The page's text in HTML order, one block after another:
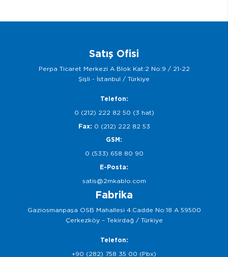
Satış Ofisi
Perpa Ticaret Merkezi A Blok Kat:2 No:9 / 21-22
Şişli - İstanbul / Türkiye
Telefon:
0 (212) 222 82 50 (3 hat)
Fax: 0 (212) 222 82 53
GSM:
0 (533) 658 80 90
E-Posta:
satis@2mkablo.com
Fabrika
Gaziosmanpaşa OSB Mahallesi 4.Cadde No:18 A 59500
Çerkezköy – Tekirdağ / Türkiye
Telefon:
+90 (282) 758 35 00 (Pbx)